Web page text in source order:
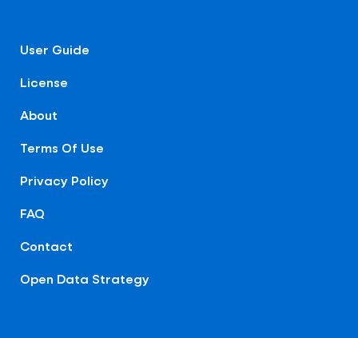
User Guide
License
About
Terms Of Use
Privacy Policy
FAQ
Contact
Open Data Strategy